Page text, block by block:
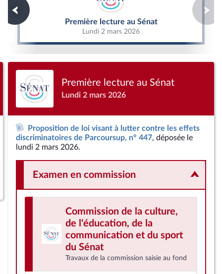
Première lecture au Sénat
Lundi 2 mars 2026
Première lecture au Sénat
Première lecture au Sénat
Lundi 2 mars 2026
Proposition de loi visant à lutter contre les effets
discriminatoires de Parcoursup, n° 447, déposée le
lundi 2 mars 2026.
Examen en commission
Commission de la culture,
de l'éducation, de la
communication et du sport
du Sénat
Travaux de la commission saisie au fond